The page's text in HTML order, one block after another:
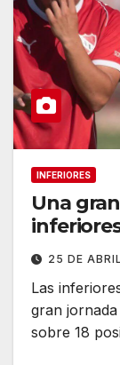
INFERIORES
Una
25 DE
Las
gran
sobre 18